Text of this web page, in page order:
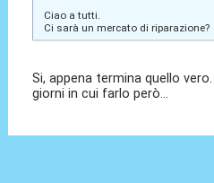
Ciao a tutti.
Ci sarà un mercato di riparazione?
Si, appena termina quello
giorni in cui farlo però...